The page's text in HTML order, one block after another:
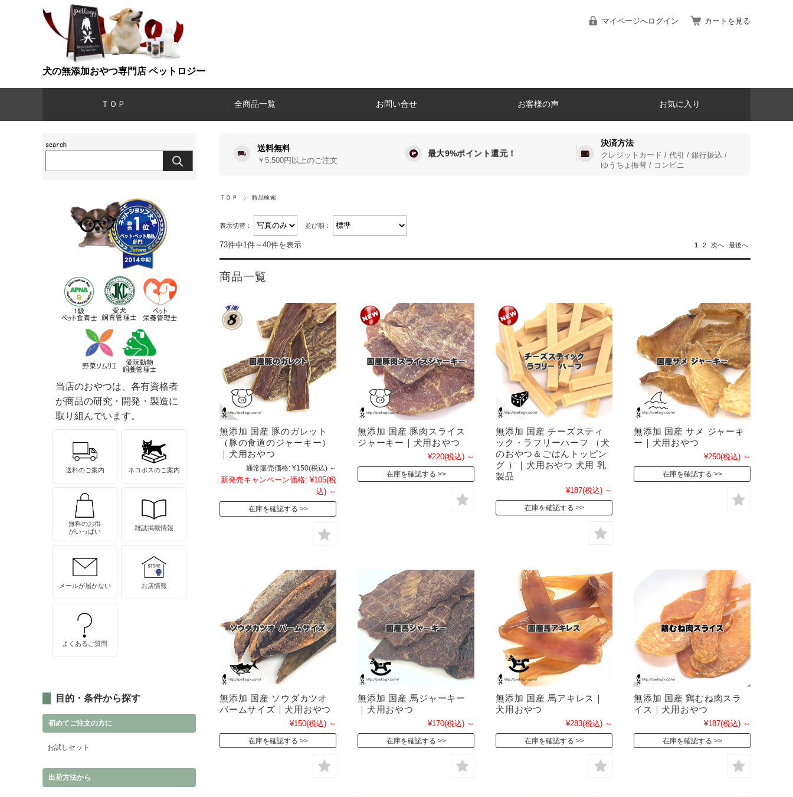
犬の無添加おやつ専門店 ペットロジー
マイページへログイン カートを見る
ＴＯＰ 全商品一覧 お問い合せ お客様の声 お気に入り
送料無料
￥5,500円以上のご注文
最大9%ポイント還元！
決済方法
クレジットカード / 代引 / 銀行振込 /
ゆうちょ振替 / コンビニ
ＴＯＰ 商品検索
表示切替： 並び順：
73件中1件～40件を表示 1 2 次へ 最後へ
商品一覧
無添加 国産 豚のガレット
（豚の食道のジャーキー）
｜犬用おやつ
通常販売価格: ¥150(税込) ～
新発売キャンペーン価格: ¥105(税
込) ～
在庫を確認する
無添加 国産 豚肉スライス
ジャーキー｜犬用おやつ
¥220(税込) ～
在庫を確認する
無添加 国産 チーズスティ
ック・ラフリーハーフ （犬
のおやつ＆ごはんトッピン
グ ）｜犬用おやつ 犬用 乳
製品
¥187(税込) ～
在庫を確認する
無添加 国産 サメ ジャーキ
ー｜犬用おやつ
¥250(税込) ～
在庫を確認する
無添加 国産 ソウダカツオ
パームサイズ｜犬用おやつ
¥150(税込) ～
在庫を確認する
無添加 国産 馬ジャーキー
｜犬用おやつ
¥170(税込) ～
在庫を確認する
無添加 国産 馬アキレス｜
犬用おやつ
¥283(税込) ～
在庫を確認する
無添加 国産 鶏むね肉スラ
イス｜犬用おやつ
¥187(税込) ～
在庫を確認する
当店のおやつは、各有資格者
が商品の研究・開発・製造に
取り組んでいます。
送料のご案内 ネコポスのご案内
無料のお得
がいっぱい
雑誌掲載情報
メールが届かない お店情報
よくあるご質問
目的・条件から探す
初めてご注文の方に
お試しセット
出荷方法から